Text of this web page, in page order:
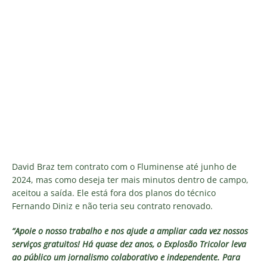
David Braz tem contrato com o Fluminense até junho de
2024, mas como deseja ter mais minutos dentro de campo,
aceitou a saída. Ele está fora dos planos do técnico
Fernando Diniz e não teria seu contrato renovado.
“Apoie o nosso trabalho e nos ajude a ampliar cada vez nossos
serviços gratuitos!Há quase dez anos, o Explosão Tricolor leva
ao público um jornalismo colaborativo e independente. Para